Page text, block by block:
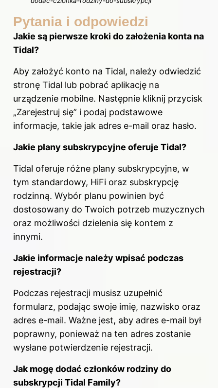
Pytania i odpowiedzi
Jakie są pierwsze kroki do założenia konta na
Tidal?
Aby założyć konto na Tidal, należy odwiedzić
stronę Tidal lub pobrać aplikację na
urządzenie mobilne. Następnie kliknij przycisk
„Zarejestruj się” i podaj podstawowe
informacje, takie jak adres e-mail oraz hasło.
Jakie plany subskrypcyjne oferuje Tidal?
Tidal oferuje różne plany subskrypcyjne, w
tym standardowy, HiFi oraz subskrypcję
rodzinną. Wybór planu powinien być
dostosowany do Twoich potrzeb muzycznych
oraz możliwości dzielenia się kontem z
innymi.
Jakie informacje należy wpisać podczas
rejestracji?
Podczas rejestracji musisz uzupełnić
formularz, podając swoje imię, nazwisko oraz
adres e-mail. Ważne jest, aby adres e-mail był
poprawny, ponieważ na ten adres zostanie
wysłane potwierdzenie rejestracji.
Jak mogę dodać członków rodziny do
subskrypcji Tidal Family?